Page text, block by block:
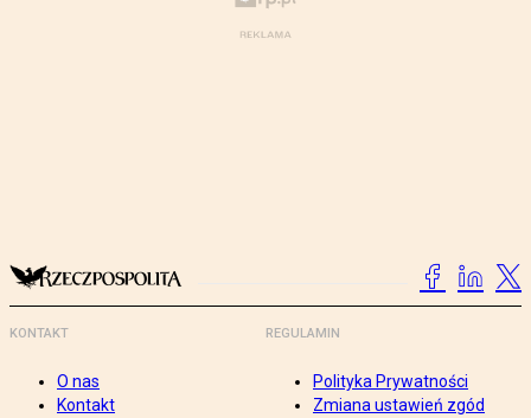
KONTAKT
O nas
Kontakt
REGULAMIN
Polityka Prywatności
Zmiana ustawień zgód